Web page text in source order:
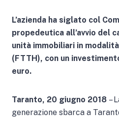
L’azienda ha siglato col
propedeutica all’avvio del
unità immobiliari in
(FTTH), con un
euro.
Taranto, 20 giugno 2018 –
generazione sbarca a